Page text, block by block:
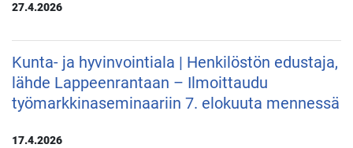
27.4.2026
Kunta- ja hyvinvointiala | Henkilöstön edustaja,
lähde Lappeenrantaan – Ilmoittaudu
työmarkkinaseminaariin 7. elokuuta mennessä
17.4.2026